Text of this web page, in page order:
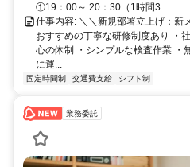
①19：00～ 20：30（1時間3...
仕事内容: ＼＼新規部署立上げ：新
おすすめの丁寧な研修制度あり ・
心の体制 ・シンプルな検査作業 ・
に運...
固定時間制 交通費支給 シフト制
業務委託